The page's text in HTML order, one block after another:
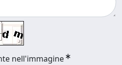
nell'immagine